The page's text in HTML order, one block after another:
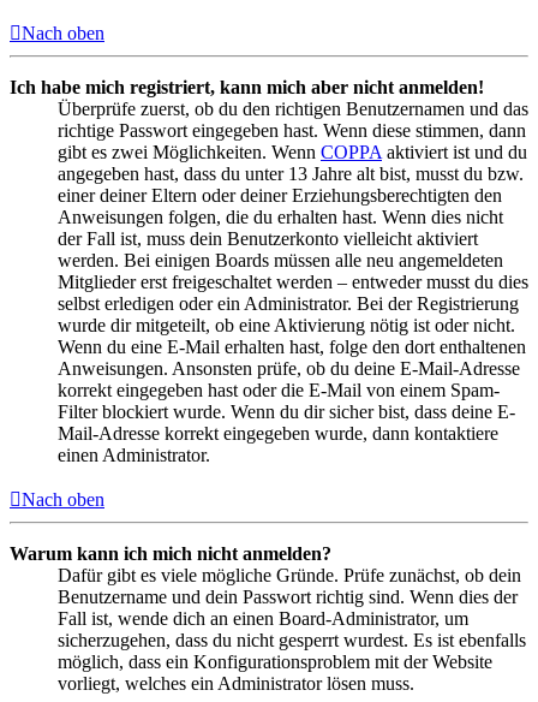
Nach oben
Ich habe mich registriert, kann mich aber nicht anmelden!
Überprüfe zuerst, ob du den richtigen Benutzernamen und das
richtige Passwort eingegeben hast. Wenn diese stimmen, dann
gibt es zwei Möglichkeiten. Wenn COPPA aktiviert ist und du
angegeben hast, dass du unter 13 Jahre alt bist, musst du bzw.
einer deiner Eltern oder deiner Erziehungsberechtigten den
Anweisungen folgen, die du erhalten hast. Wenn dies nicht
der Fall ist, muss dein Benutzerkonto vielleicht aktiviert
werden. Bei einigen Boards müssen alle neu angemeldeten
Mitglieder erst freigeschaltet werden – entweder musst du dies
selbst erledigen oder ein Administrator. Bei der Registrierung
wurde dir mitgeteilt, ob eine Aktivierung nötig ist oder nicht.
Wenn du eine E-Mail erhalten hast, folge den dort enthaltenen
Anweisungen. Ansonsten prüfe, ob du deine E-Mail-Adresse
korrekt eingegeben hast oder die E-Mail von einem Spam-
Filter blockiert wurde. Wenn du dir sicher bist, dass deine E-
Mail-Adresse korrekt eingegeben wurde, dann kontaktiere
einen Administrator.
Nach oben
Warum kann ich mich nicht anmelden?
Dafür gibt es viele mögliche Gründe. Prüfe zunächst, ob dein
Benutzername und dein Passwort richtig sind. Wenn dies der
Fall ist, wende dich an einen Board-Administrator, um
sicherzugehen, dass du nicht gesperrt wurdest. Es ist ebenfalls
möglich, dass ein Konfigurationsproblem mit der Website
vorliegt, welches ein Administrator lösen muss.